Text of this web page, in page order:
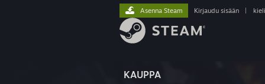
KAUPPA
Asenna Steam Kirjaudu sisään kieli